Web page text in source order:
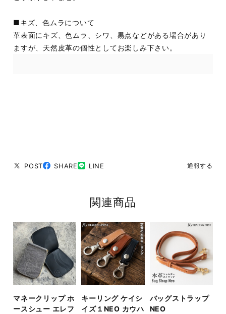
■キズ、色ムラについて
革表面にキズ、色ムラ、シワ、黒点などがある場合があり
ますが、天然皮革の個性としてお楽しみ下さい。
POST SHARE LINE 通報する
関連商品
マネークリップ ホ
ースシュー エレフ
キーリング ケイシ
イズ１NEO カウハ
バッグストラップ
NEO